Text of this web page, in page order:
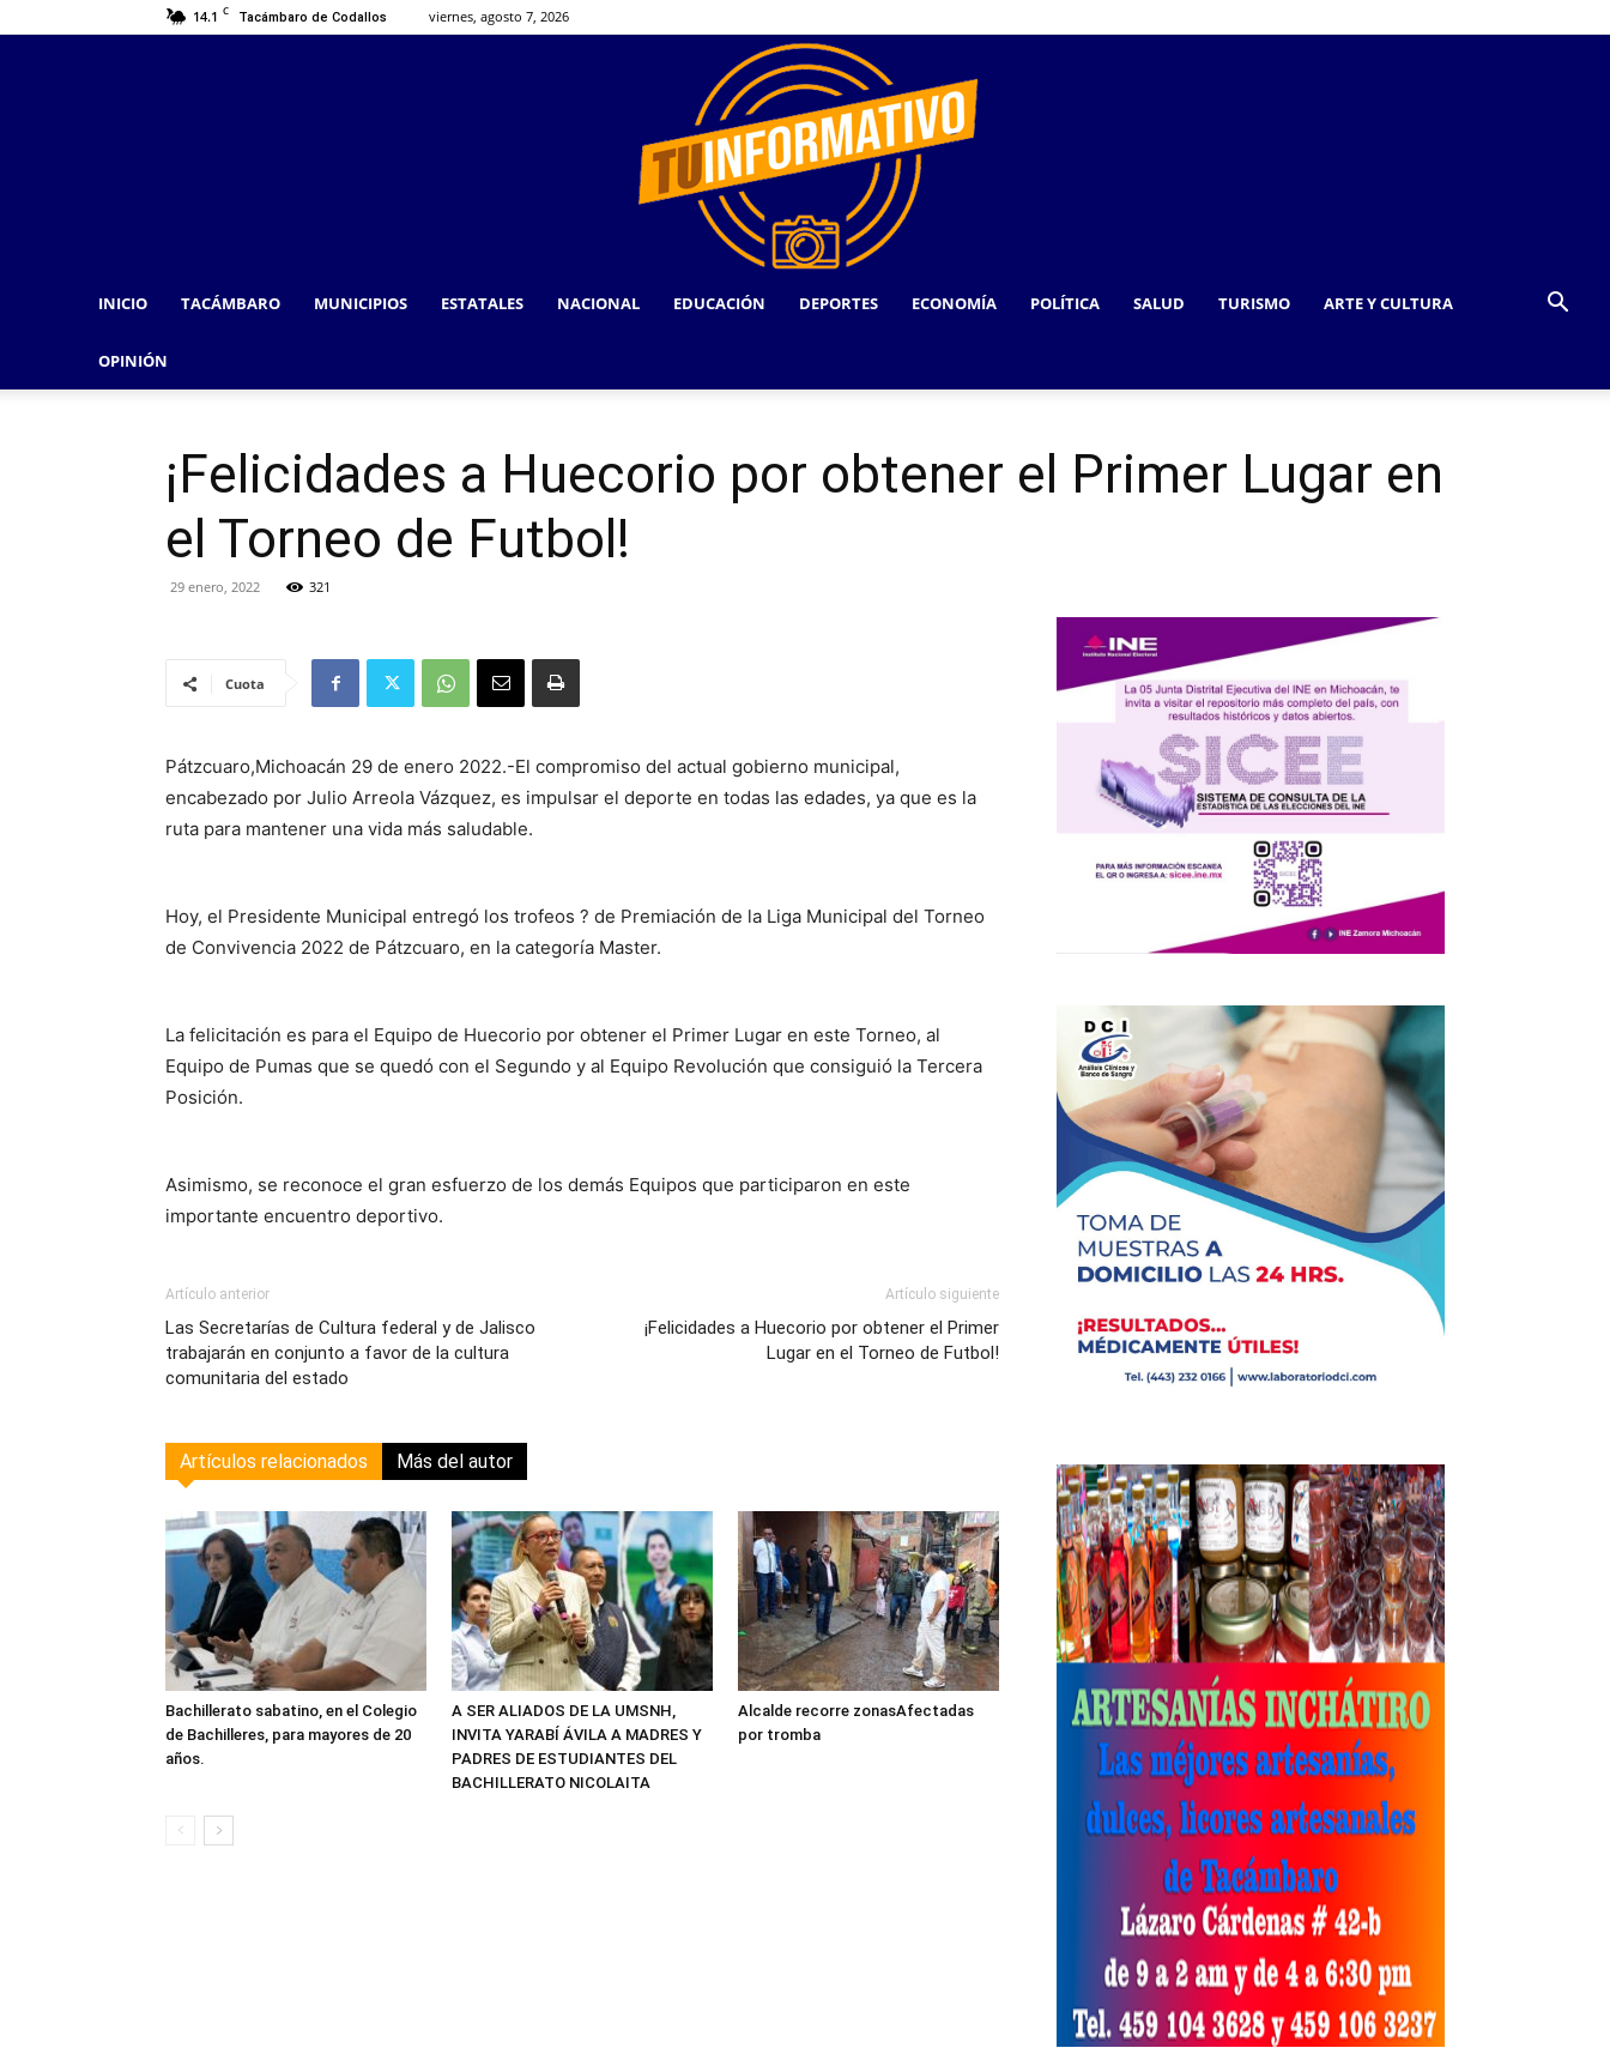
14.1 C Tacámbaro de Codallos viernes, agosto 7, 2026
INICIO TACÁMBARO MUNICIPIOS ESTATALES NACIONAL EDUCACIÓN DEPORTES ECONOMÍA POLÍTICA SALUD TURISMO ARTE Y CULTURA
OPINIÓN
¡Felicidades a Huecorio por obtener el Primer Lugar en
el Torneo de Futbol!
29 enero, 2022 321
Cuota
Pátzcuaro,Michoacán 29 de enero 2022.-El compromiso del actual gobierno municipal,
encabezado por Julio Arreola Vázquez, es impulsar el deporte en todas las edades, ya que es la
ruta para mantener una vida más saludable.
Hoy, el Presidente Municipal entregó los trofeos ? de Premiación de la Liga Municipal del Torneo
de Convivencia 2022 de Pátzcuaro, en la categoría Master.
La felicitación es para el Equipo de Huecorio por obtener el Primer Lugar en este Torneo, al
Equipo de Pumas que se quedó con el Segundo y al Equipo Revolución que consiguió la Tercera
Posición.
Asimismo, se reconoce el gran esfuerzo de los demás Equipos que participaron en este
importante encuentro deportivo.
Artículo anterior
Las Secretarías de Cultura federal y de Jalisco
trabajarán en conjunto a favor de la cultura
comunitaria del estado
Artículo siguiente
¡Felicidades a Huecorio por obtener el Primer
Lugar en el Torneo de Futbol!
Artículos relacionados Más del autor
Bachillerato sabatino, en el Colegio
de Bachilleres, para mayores de 20
años.
A SER ALIADOS DE LA UMSNH,
INVITA YARABÍ ÁVILA A MADRES Y
PADRES DE ESTUDIANTES DEL
BACHILLERATO NICOLAITA
Alcalde recorre zonasAfectadas
por tromba